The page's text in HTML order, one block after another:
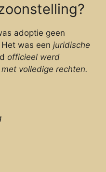
adoptie geen
was een juridische
officieel werd
volledige rechten.